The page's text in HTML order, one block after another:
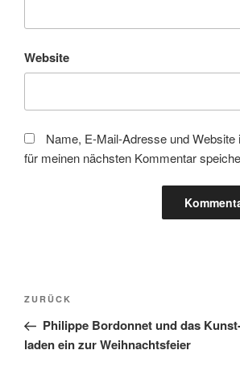
Website
Name, E-Mail-Adresse und
für meinen nächsten Kommentar
Beitragsnavigation
Vorheriger
Beitrag
ZURÜCK
Philippe Bordonnet und das
laden ein zur Weihnachtsfeier